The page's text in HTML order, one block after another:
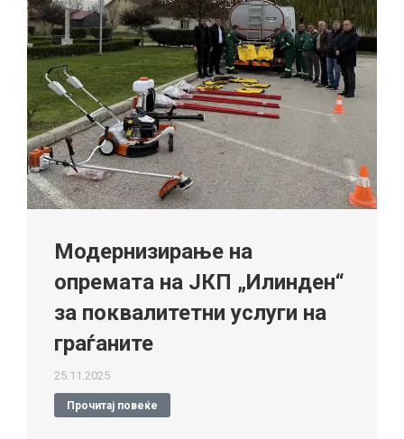
Модернизирање на
опремата на ЈКП „Илинден“
за поквалитетни услуги на
граѓаните
25.11.2025
Прочитај повеќе